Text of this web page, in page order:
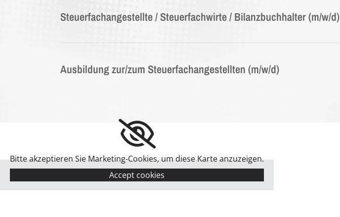
Steuerfachangestellte / Steuerfachwirte / Bilanzbuchhalter (m/w/d)
Ausbildung zur/zum Steuerfachangestellten (m/w/d)
Bitte akzeptieren Sie Marketing-Cookies, um diese Karte anzuzeigen.
Accept cookies